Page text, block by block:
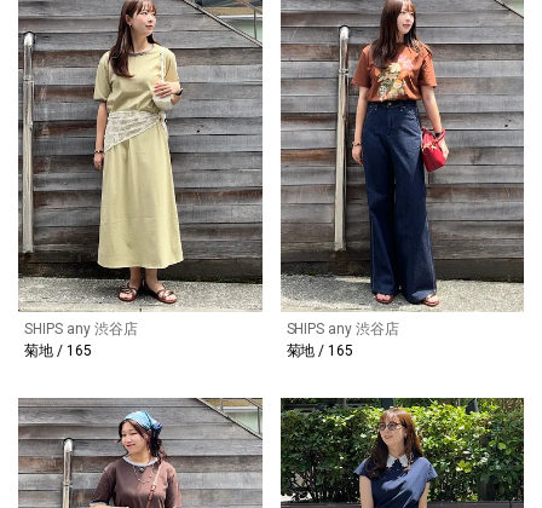
SHIPS any 渋谷店
菊地 / 165
SHIPS any 渋谷店
菊地 / 165